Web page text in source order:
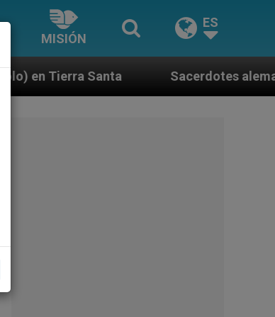
MISIÓN
ES
Sacerdotes alemanes fieles al Papa